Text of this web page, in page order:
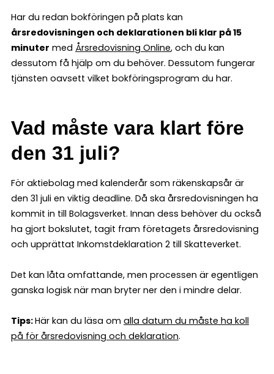
Har du redan bokföringen på plats kan
årsredovisningen och deklarationen bli klar på 15
minuter med Årsredovisning Online, och du kan
dessutom få hjälp om du behöver. Dessutom fungerar
tjänsten oavsett vilket bokföringsprogram du har.
Vad måste vara klart före
den 31 juli?
För aktiebolag med kalenderår som räkenskapsår är
den 31 juli en viktig deadline. Då ska årsredovisningen ha
kommit in till Bolagsverket. Innan dess behöver du också
ha gjort bokslutet, tagit fram företagets årsredovisning
och upprättat Inkomstdeklaration 2 till Skatteverket.
Det kan låta omfattande, men processen är egentligen
ganska logisk när man bryter ner den i mindre delar.
Tips:Här kan du läsa om alla datum du måste ha koll
på för årsredovisning och deklaration.